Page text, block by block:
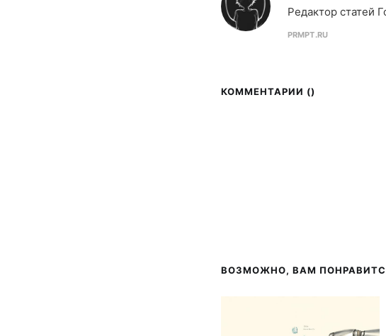
Редактор статей
PRMPT.RU
КОММЕНТАРИИ ()
ВОЗМОЖНО, ВАМ